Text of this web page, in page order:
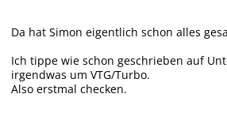
Da hat Simon eigentlich schon alles
Ich tippe wie schon geschrieben auf
irgendwas um VTG/Turbo.
Also erstmal checken.